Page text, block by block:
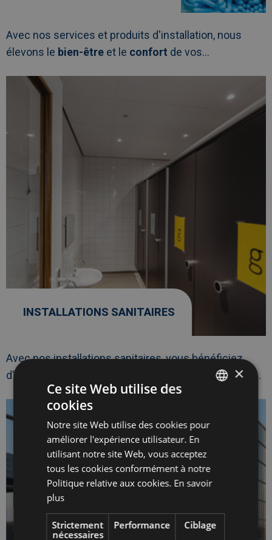
Avec nos services et produits d'installation, nous
élevons le bien-être et le confort de vos...
Afbeelding
INSTALLATIONS SANITAIRES
Avec nos installations sanitaires, vous bénéficiez
d'une
commoditéin...
naarInstallations
Afbeelding
naarClôtures
de
toiles
FRENCH
×
Ce site Web utilise des
cookies
Notre site Web utilise des cookies pour
améliorer l'expérience utilisateur. En
utilisant notre site Web, vous acceptez
tous les cookies conformément à notre
Politique relative aux cookies. En savoir
plus
Strictement
nécessaires
Performance Ciblage